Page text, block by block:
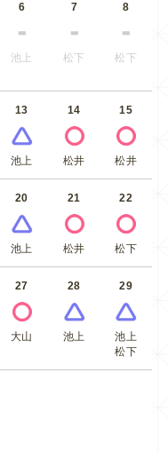
6
池上
7
松下
8
松下
13
池上
14
松井
15
松井
20
池上
21
松井
22
松下
27
大山
28
池上
29
池上
松下